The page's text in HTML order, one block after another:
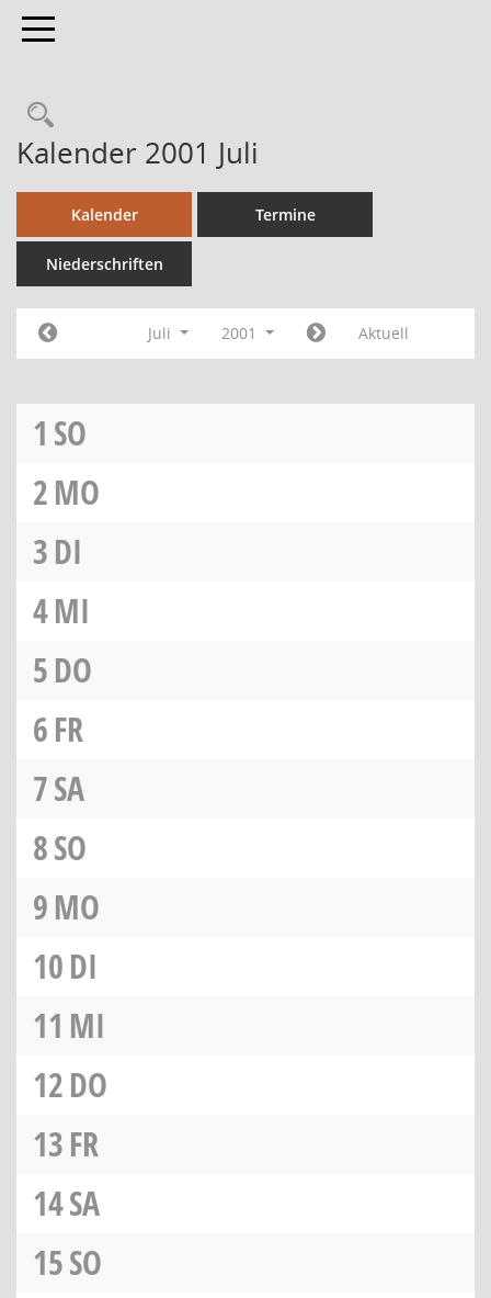
Toggle navigation
Kalender 2001 Juli
Kalender Termine
Niederschriften
Juli 2001 Aktuell
1 SO
2MO
3DI
4MI
5DO
6FR
7SA
8SO
9MO
10DI
11 MI
12DO
13FR
14SA
15SO